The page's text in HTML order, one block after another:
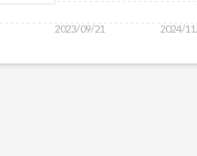
2023/09/21 2024/